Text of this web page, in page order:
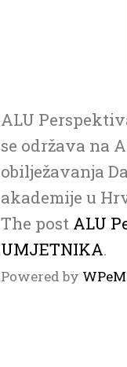
ALU
se održava na
obilježavanja
akademije u
The post ALU
UMJETNIKA.
Powered by